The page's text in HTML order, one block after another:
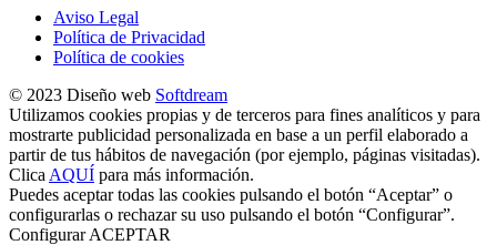
Aviso Legal
Política de Privacidad
Política de cookies
© 2023 Diseño web Softdream
Utilizamos cookies propias y de terceros para fines analíticos y para
mostrarte publicidad personalizada en base a un perfil elaborado a
partir de tus hábitos de navegación (por ejemplo, páginas visitadas).
Clica AQUÍ para más información.
Puedes aceptar todas las cookies pulsando el botón “Aceptar” o
configurarlas o rechazar su uso pulsando el botón “Configurar”.
Configurar ACEPTAR